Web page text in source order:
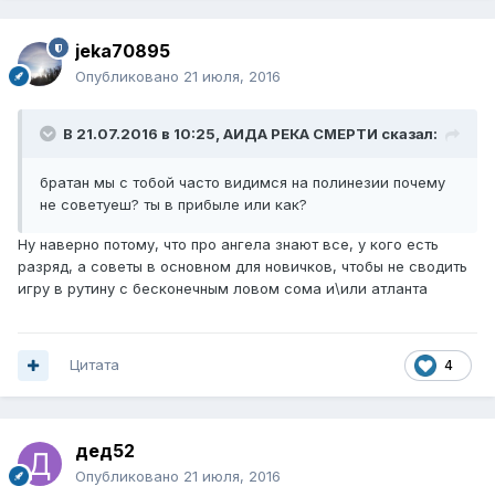
jeka70895
Опубликовано 21 июля, 2016
В 21.07.2016 в 10:25, АИДА РЕКА СМЕРТИ сказал:
братан мы с тобой часто видимся на полинезии почему
не советуеш? ты в прибыле или как?
Ну наверно потому, что про ангела знают все, у кого есть
разряд, а советы в основном для новичков, чтобы не сводить
игру в рутину с бесконечным ловом сома и\или атланта
4
Цитата
дед52
Опубликовано 21 июля, 2016